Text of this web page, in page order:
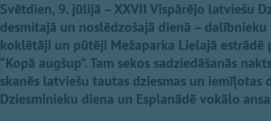
Svētdien, 9. jūlijā – XXVII Vispārējo latviešu
desmitajā un noslēdzošajā dienā –
koklētāji un pūtēji Mežaparka Lielajā estrādē
“Kopā augšup”. Tam sekos sadziedāšanās
skanēs latviešu tautas dziesmas un iemīļotas
Dziesminieku diena un Esplanādē vokālo